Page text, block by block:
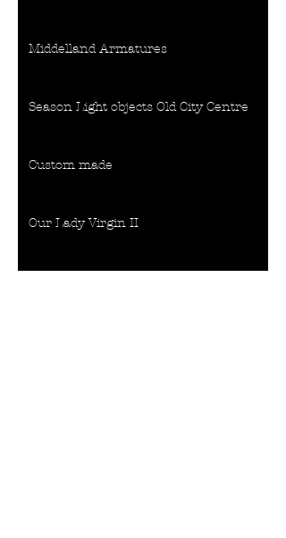
Middelland Armatures
Season Light objects Old City Centre
Custom made
Our Lady Virgin II